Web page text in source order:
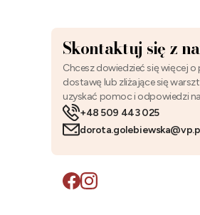
Skontaktuj się z
Chcesz dowiedzieć się więcej
dostawę lub zliżające się
uzyskać pomoc i odpowiedzi
+48 509 443 025